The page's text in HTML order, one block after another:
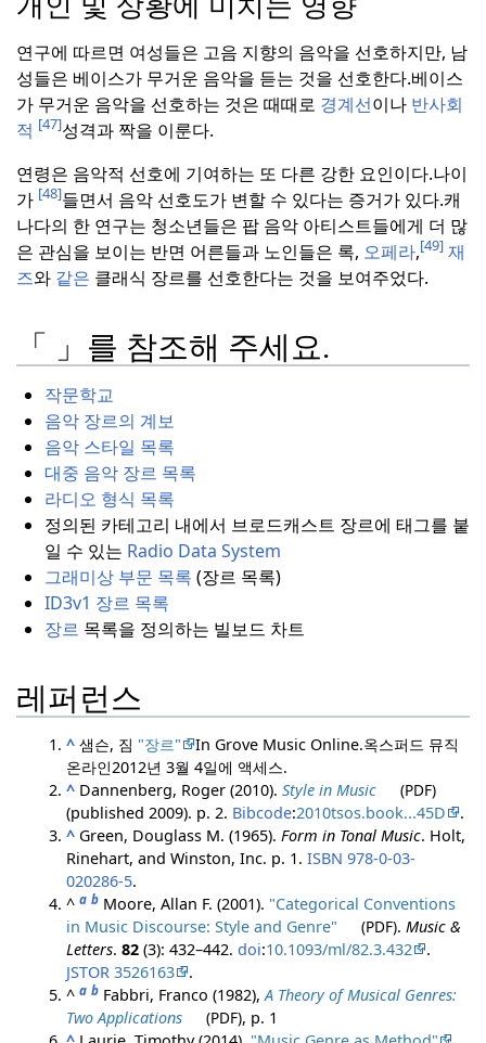
연구에 따르면 여성들은 고음 지향의 음악을 선호하지만, 남
성들은 베이스가 무거운 음악을 듣는 것을 선호한다.베이스
가 무거운 음악을 선호하는 것은 때때로 경계선이나 반사회
적 [47]성격과 짝을 이룬다.
연령은 음악적 선호에 기여하는 또 다른 강한 요인이다.나이
가 [48]들면서 음악 선호도가 변할 수 있다는 증거가 있다.캐
나다의 한 연구는 청소년들은 팝 음악 아티스트들에게 더 많
은 관심을 보이는 반면 어른들과 노인들은 록, 오페라,[49] 재
즈와 같은 클래식 장르를 선호한다는 것을 보여주었다.
「 」를 참조해 주세요.
작문학교
음악 장르의 계보
음악 스타일 목록
대중 음악 장르 목록
라디오 형식 목록
정의된 카테고리 내에서 브로드캐스트 장르에 태그를 붙
일 수 있는 Radio Data System
그래미상 부문 목록 (장르 목록)
ID3v1 장르 목록
장르 목록을 정의하는 빌보드 차트
레퍼런스
^ 샘슨, 짐 "장르" In Grove Music Online.옥스퍼드 뮤직
온라인2012년 3월 4일에 액세스.
^ Dannenberg, Roger (2010).Style in Music
(PDF)
(published 2009). p. 2. Bibcode:2010tsos.book...45D
.
^ Green, Douglass M. (1965).Form in Tonal Music. Holt,
Rinehart, and Winston, Inc. p. 1.ISBN 978-0-03-
020286-5.
^a b Moore, Allan F. (2001). "Categorical Conventions
in Music Discourse: Style and Genre"
(PDF).Music &
Letters.82 (3): 432–442.doi:10.1093/ml/82.3.432
.
JSTOR 3526163
.
^a b Fabbri, Franco (1982),A Theory of Musical Genres:
Two Applications
(PDF), p. 1